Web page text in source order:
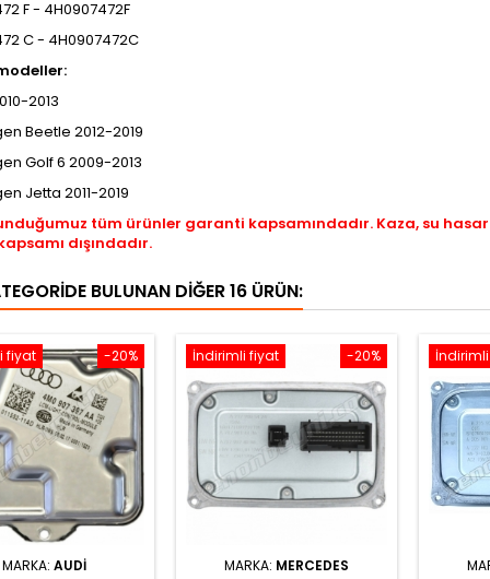
F - 4H0907472F
C - 4H0907472C
2013
Beetle 2012-2019
Golf 6 2009-2013
Jetta 2011-2019
tüm ürünler garanti kapsamındadır. Kaza, su
dışındadır.
BULUNAN DIĞER 16 ÜRÜN:
-20%
fiyat
MARKA: AUDI
-20%
İndirimli fiyat
MARKA: MERCEDES